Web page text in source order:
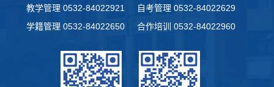
教学管理 0532-84022921
自考管理 0532-84022629
学籍管理 0532-84022650
合作培训 0532-84022960